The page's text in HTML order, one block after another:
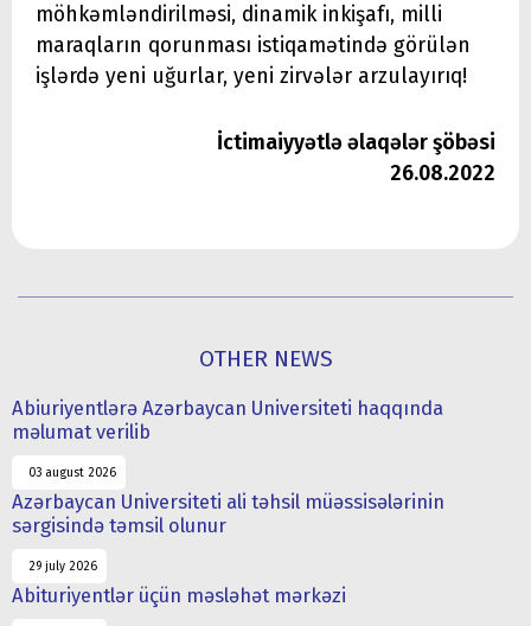
möhkəmləndirilməsi, dinamik inkişafı, milli
maraqların qorunması istiqamətində görülən
işlərdə yeni uğurlar, yeni zirvələr arzulayırıq!
İctimaiyyətlə əlaqələr şöbəsi
26.08.2022
OTHER NEWS
Abiuriyentlərə Azərbaycan Universiteti haqqında
məlumat verilib
03 august 2026
Azərbaycan Universiteti ali təhsil müəssisələrinin
sərgisində təmsil olunur
29 july 2026
Abituriyentlər üçün məsləhət mərkəzi